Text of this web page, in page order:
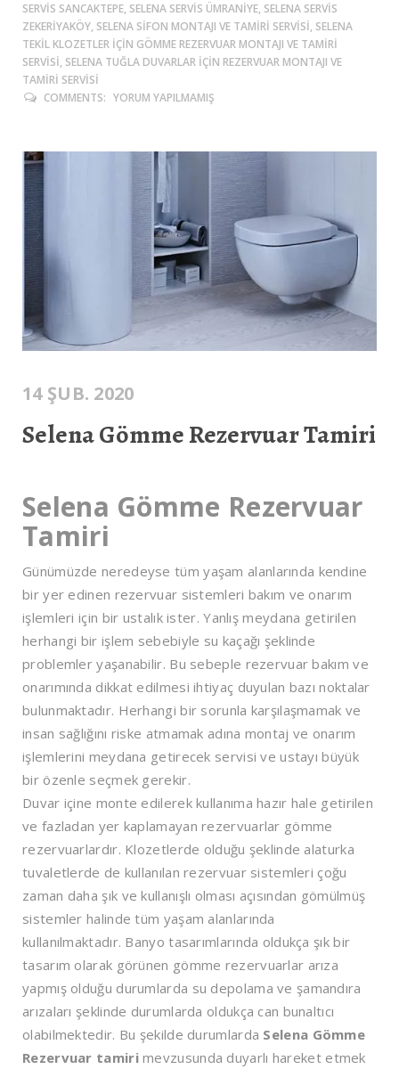
SERVIS SANCAKTEPE, SELENA SERVIS ÜMRANIYE, SELENA SERVIS
ZEKERIYAKÖY, SELENA SIFON MONTAJI VE TAMIRI SERVISI, SELENA
TEKIL KLOZETLER IÇIN GÖMME REZERVUAR MONTAJI VE TAMIRI
SERVISI, SELENA TUĞLA DUVARLAR IÇIN REZERVUAR MONTAJI VE
TAMIRI SERVISI
COMMENTS: YORUM YAPILMAMIŞ
14 ŞUB. 2020
Selena Gömme Rezervuar Tamiri
Selena Gömme Rezervuar
Tamiri
Günümüzde neredeyse tüm yaşam alanlarında kendine
bir yer edinen rezervuar sistemleri bakım ve onarım
işlemleri için bir ustalık ister. Yanlış meydana getirilen
herhangi bir işlem sebebiyle su kaçağı şeklinde
problemler yaşanabilir. Bu sebeple rezervuar bakım ve
onarımında dikkat edilmesi ihtiyaç duyulan bazı noktalar
bulunmaktadır. Herhangi bir sorunla karşılaşmamak ve
insan sağlığını riske atmamak adına montaj ve onarım
işlemlerini meydana getirecek servisi ve ustayı büyük
bir özenle seçmek gerekir.
Duvar içine monte edilerek kullanıma hazır hale getirilen
ve fazladan yer kaplamayan rezervuarlar gömme
rezervuarlardır. Klozetlerde olduğu şeklinde alaturka
tuvaletlerde de kullanılan rezervuar sistemleri çoğu
zaman daha şık ve kullanışlı olması açısından gömülmüş
sistemler halinde tüm yaşam alanlarında
kullanılmaktadır. Banyo tasarımlarında oldukça şık bir
tasarım olarak görünen gömme rezervuarlar arıza
yapmış olduğu durumlarda su depolama ve şamandıra
arızaları şeklinde durumlarda oldukça can bunaltıcı
olabilmektedir. Bu şekilde durumlarda Selena Gömme
Rezervuar tamirimevzusunda duyarlı hareket etmek